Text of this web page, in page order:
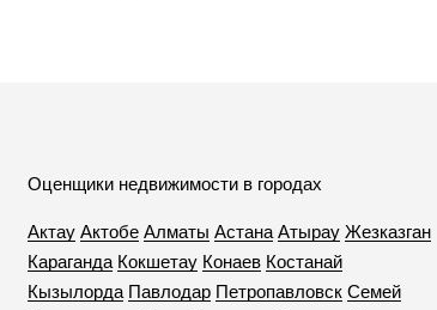
Оценщики недвижимости в городах
Актау Актобе Алматы Астана Атырау Жезказган
Караганда Кокшетау Конаев Костанай
Кызылорда Павлодар Петропавловск Семей